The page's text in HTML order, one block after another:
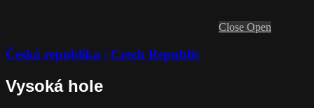
Close Open
Česká republika / Czech Republic
Vysoká hole